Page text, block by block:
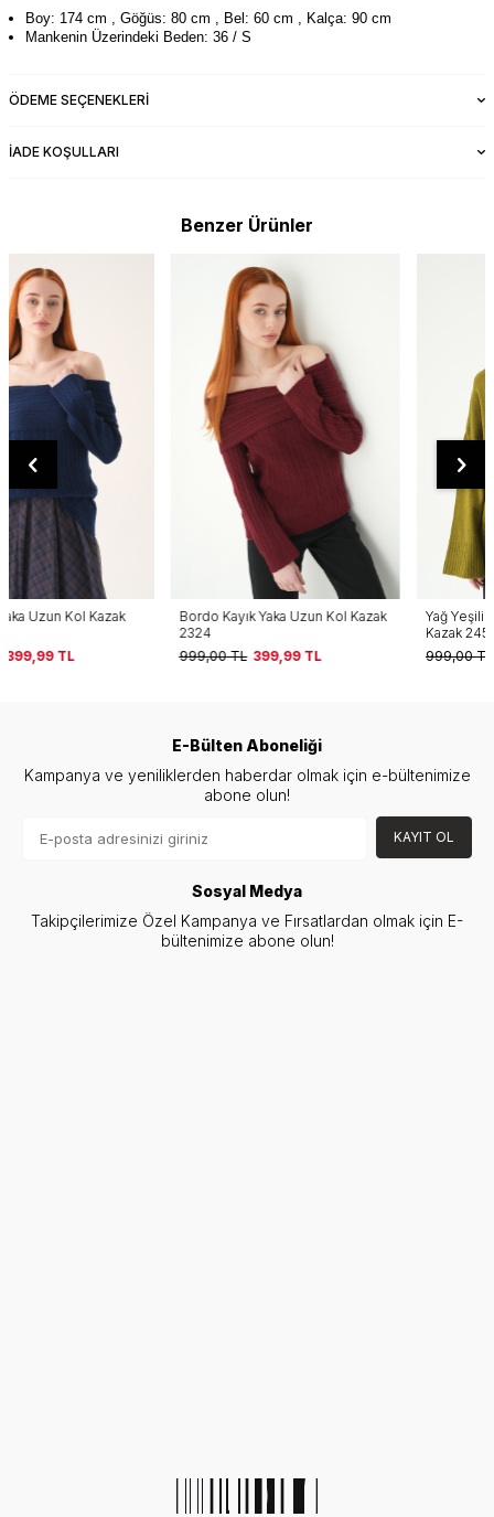
Boy: 174 cm , Göğüs: 80 cm , Bel: 60 cm , Kalça: 90 cm
Mankenin Üzerindeki Beden: 36 / S
ÖDEME SEÇENEKLERI
İADE KOŞULLARI
Benzer Ürünler
Bordo Kayık Yaka Uzun Kol Kazak
999,00TL
Yağ Yeşili Bisiklet Yaka Oversize
999,00TL
E-Bülten Aboneliği
Kampanya ve yeniliklerden haberdar olmak için e-bültenimize
abone olun!
KAYIT OL
Sosyal Medya
Takipçilerimize Özel Kampanya ve Fırsatlardan olmak için E-
bültenimize abone olun!